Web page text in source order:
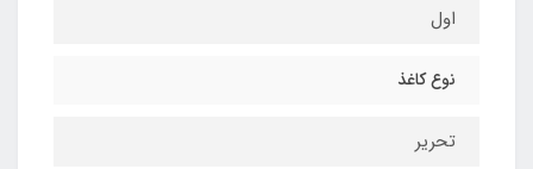
اول
نوع کاغذ
تحریر